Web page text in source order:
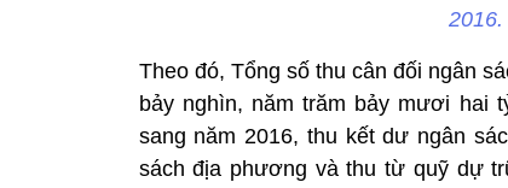
Theo đó, Tổng số thu cân đối ngân
bảy nghìn, năm trăm bảy mươi hai
sang năm 2016, thu kết dư ngân
sách địa phương và thu từ quỹ dự